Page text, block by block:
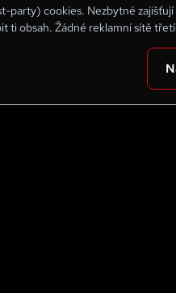
party) cookies. Nezbytné
ti obsah. Žádné reklamní sítě